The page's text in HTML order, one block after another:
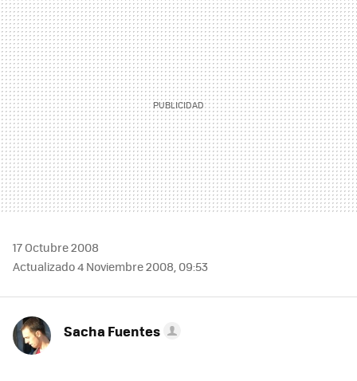
MAIL
17 Octubre 2008
Actualizado 4 Noviembre 2008, 09:53
Sacha Fuentes